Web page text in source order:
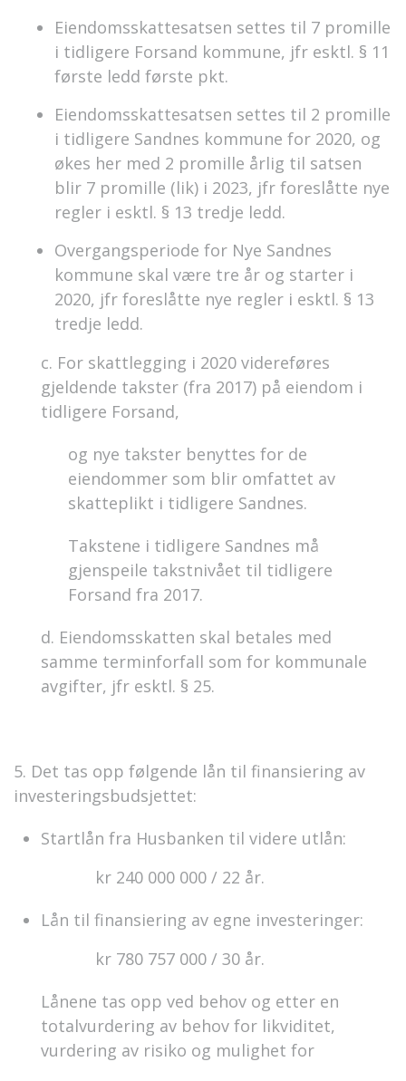
Eiendomsskattesatsen settes til 7 promille
i tidligere Forsand kommune, jfr esktl. § 11
første ledd første pkt.
Eiendomsskattesatsen settes til 2 promille
i tidligere Sandnes kommune for 2020, og
økes her med 2 promille årlig til satsen
blir 7 promille (lik) i 2023, jfr foreslåtte nye
regler i esktl. § 13 tredje ledd.
Overgangsperiode for Nye Sandnes
kommune skal være tre år og starter i
2020, jfr foreslåtte nye regler i esktl. § 13
tredje ledd.
c. For skattlegging i 2020 videreføres
gjeldende takster (fra 2017) på eiendom i
tidligere Forsand,
og nye takster benyttes for de
eiendommer som blir omfattet av
skatteplikt i tidligere Sandnes.
Takstene i tidligere Sandnes må
gjenspeile takstnivået til tidligere
Forsand fra 2017.
d. Eiendomsskatten skal betales med
samme terminforfall som for kommunale
avgifter, jfr esktl. § 25.
5. Det tas opp følgende lån til finansiering av
investeringsbudsjettet:
Startlån fra Husbanken til videre utlån:
kr 240 000 000 / 22 år.
Lån til finansiering av egne investeringer:
kr 780 757 000 / 30 år.
Lånene tas opp ved behov og etter en
totalvurdering av behov for likviditet,
vurdering av risiko og mulighet for